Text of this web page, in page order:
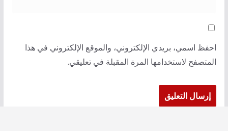
احفظ اسمي، بريدي الإلكتروني، والموقع الإلكتروني في هذا
المتصفح لاستخدامها المرة المقبلة في تعليقي.